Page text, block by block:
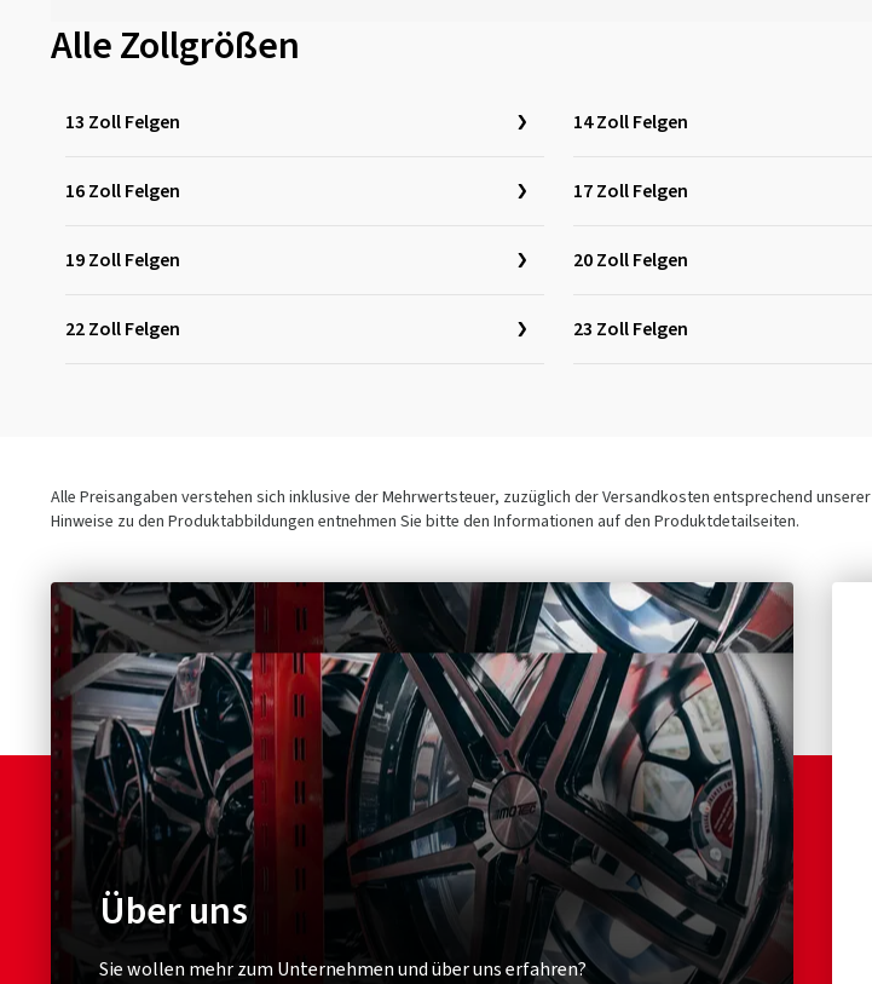
Alle Zollgrößen
13 Zoll Felgen 14 Zoll Felgen
16 Zoll Felgen 17 Zoll Felgen
19 Zoll Felgen 20 Zoll Felgen
22 Zoll Felgen 23 Zoll Felgen
Alle Preisangaben verstehen sich inklusive der Mehrwertsteuer, zuzüglich der Versandkosten entsprechend unserer
Hinweise zu den Produktabbildungen entnehmen Sie bitte den Informationen auf den Produktdetailseiten.
Über uns
Sie wollen mehr zum Unternehmen und über uns erfahren?